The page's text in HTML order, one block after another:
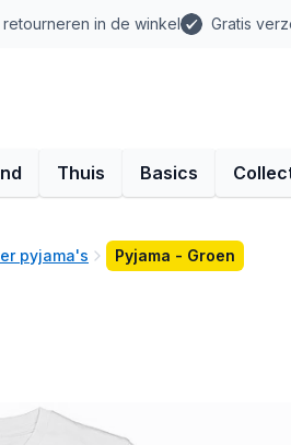
retourneren in de winkel Gratis
Thuis Basics
pyjama's Pyjama - Groen